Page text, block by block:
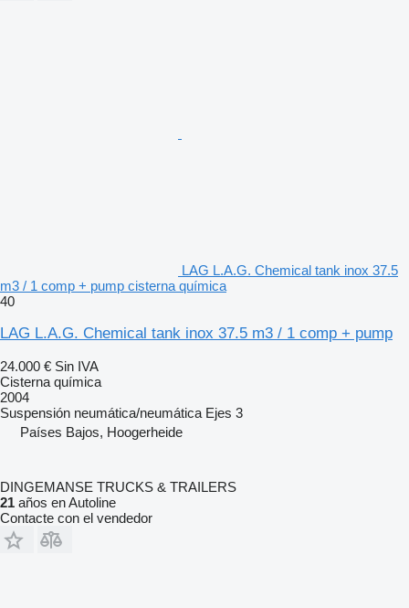
LAG L.A.G. Chemical tank inox 37.5
m3 / 1 comp + pump cisterna química
40
LAG L.A.G. Chemical tank inox 37.5 m3 / 1 comp + pump
24.000 € Sin IVA
Cisterna química
2004
Suspensión neumática/neumática Ejes 3
Países Bajos, Hoogerheide
DINGEMANSE TRUCKS & TRAILERS
21 años en Autoline
Contacte con el vendedor